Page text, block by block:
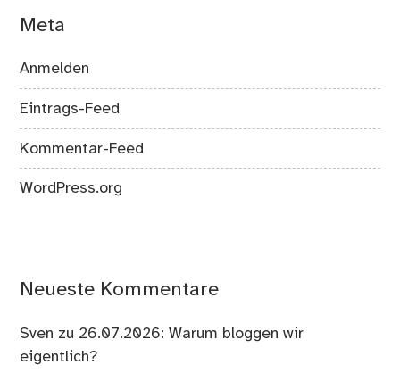
Meta
Anmelden
Eintrags-Feed
Kommentar-Feed
WordPress.org
Neueste Kommentare
Sven zu 26.07.2026: Warum bloggen wir
eigentlich?